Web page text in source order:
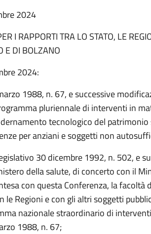
2024
I RAPPORTI TRA LO STATO, LE
E DI BOLZANO
2024:
1988, n. 67, e successive
pluriennale di interventi in
tecnologico del patrimonio
per anziani e soggetti non
30 dicembre 1992, n. 502, e
della salute, di concerto con il
con questa Conferenza, la facoltà
Regioni e con gli altri soggetti
nazionale straordinario di
1988, n. 67;